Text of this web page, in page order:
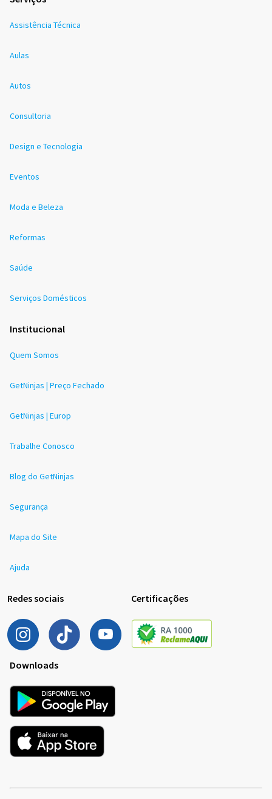
Assistência Técnica
Aulas
Autos
Consultoria
Design e Tecnologia
Eventos
Moda e Beleza
Reformas
Saúde
Serviços Domésticos
Institucional
Quem Somos
GetNinjas | Preço Fechado
GetNinjas | Europ
Trabalhe Conosco
Blog do GetNinjas
Segurança
Mapa do Site
Ajuda
Redes sociais Certificações
Downloads